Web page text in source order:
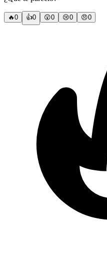
🔥0 👍0 😲0 😢0 😠0